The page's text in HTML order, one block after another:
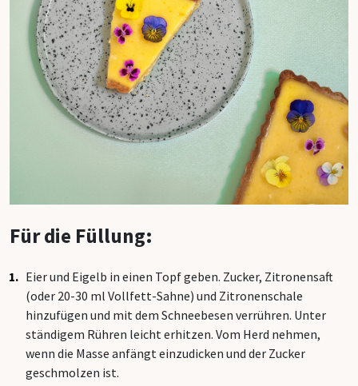
Für die Füllung:
Eier und Eigelb in einen Topf geben. Zucker, Zitronensaft
(oder 20-30 ml Vollfett-Sahne) und Zitronenschale
hinzufügen und mit dem Schneebesen verrühren. Unter
ständigem Rühren leicht erhitzen. Vom Herd nehmen,
wenn die Masse anfängt einzudicken und der Zucker
geschmolzen ist.